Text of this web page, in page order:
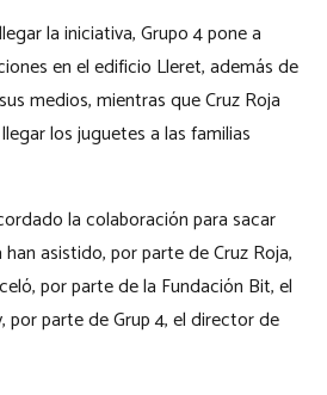
la iniciativa, Grupo 4 pone a
en el edificio Lleret, además de
medios, mientras que Cruz Roja
los juguetes a las familias
la colaboración para sacar
asistido, por parte de Cruz Roja,
por parte de la Fundación Bit, el
por parte de Grup 4, el director de